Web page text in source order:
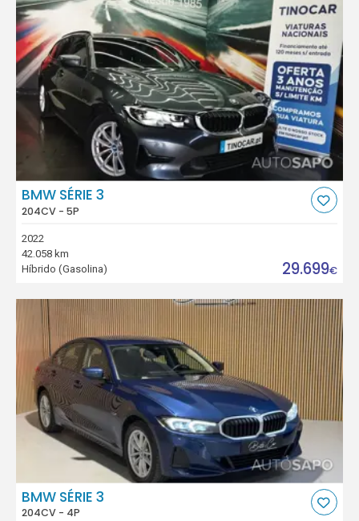
BMW SÉRIE 3
204CV - 5P
2022
42.058 km
Híbrido (Gasolina)
29.699€
BMW SÉRIE 3
204CV - 4P